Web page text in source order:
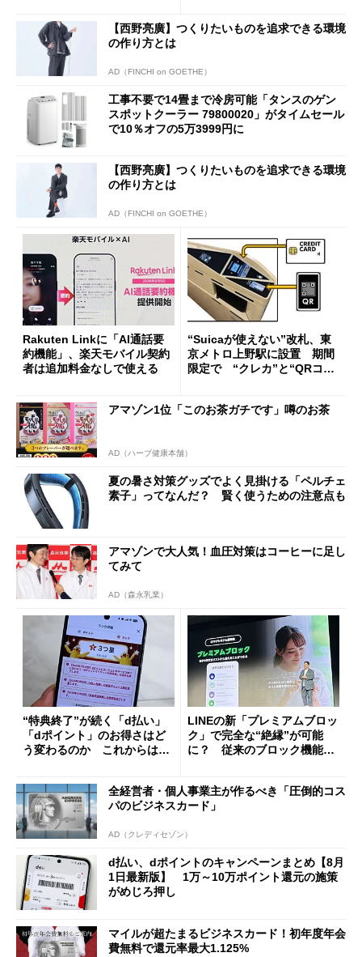
【西野亮廣】つくりたいものを追求できる環境
の作り方とは
AD（FINCHI on GOETHE）
工事不要で14畳まで冷房可能「タンスのゲン
スポットクーラー 79800020」がタイムセール
で10％オフの5万3999円に
【西野亮廣】つくりたいものを追求できる環境
の作り方とは
AD（FINCHI on GOETHE）
Rakuten Linkに「AI通話要
約機能」、楽天モバイル契約
者は追加料金なしで使える
“Suicaが使えない”改札、東
京メトロ上野駅に設置 期間
限定で “クレカ”と“QRコー
アマゾン1位「このお茶ガチです」噂のお茶
AD（ハーブ健康本舗）
夏の暑さ対策グッズでよく見掛ける「ペルチェ
素子」ってなんだ？ 賢く使うための注意点も
アマゾンで大人気！血圧対策はコーヒーに足し
てみて
AD（森永乳業）
“特典終了”が続く「d払い」
「dポイント」のお得さはど
う変わるのか これからは
LINEの新「プレミアムブロッ
ク」で完全な“絶縁”が可能
に？ 従来のブロック機能と
全経営者・個人事業主が作るべき「圧倒的コス
パのビジネスカード」
AD（クレディセゾン）
d払い、dポイントのキャンペーンまとめ【8月
1日最新版】 1万～10万ポイント還元の施策
がめじろ押し
マイルが超たまるビジネスカード！初年度年会
費無料で還元率最大1.125%